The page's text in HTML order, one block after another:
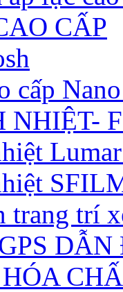
CẤP
cấp
trang trí
DẪN